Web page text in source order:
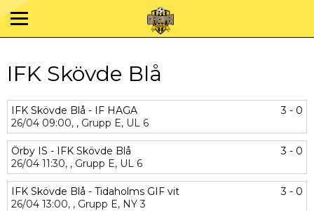
IFK Skövde Blå
IFK Skövde Blå - IF HAGA
3 - 0
26/04 09:00, , Grupp E, UL 6
Örby IS - IFK Skövde Blå
3 - 0
26/04 11:30, , Grupp E, UL 6
IFK Skövde Blå - Tidaholms GIF vit
3 - 0
26/04 13:00, , Grupp E, NY 3